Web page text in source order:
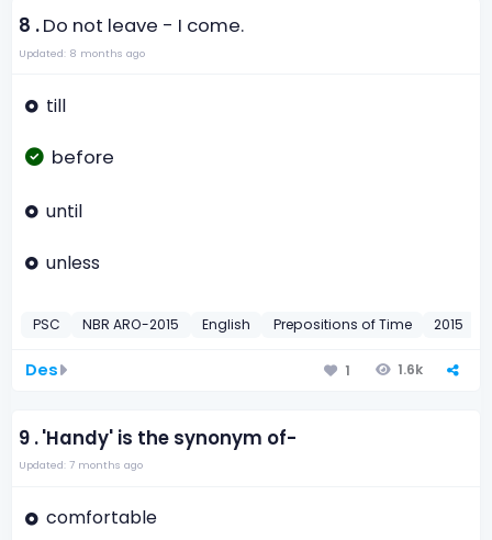
8 .Do not leave - I come.
Updated: 8 months ago
till
before
until
unless
PSC NBR ARO-2015 English Prepositions of Time 2015
Des 1 1.6k
9 .'Handy' is the synonym of-
Updated: 7 months ago
comfortable